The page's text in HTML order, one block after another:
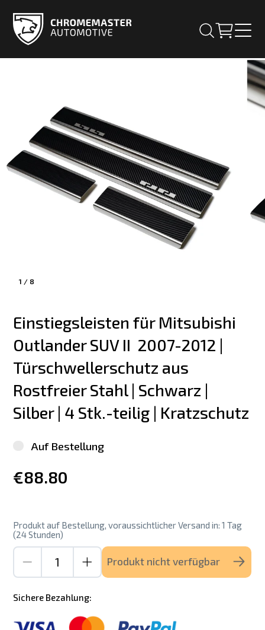
1 / 8
Einstiegsleisten für Mitsubishi
Outlander SUV II  2007-2012 |
Türschwellerschutz aus
Rostfreier Stahl | Schwarz |
Silber | 4 Stk.-teilig | Kratzschutz
Auf Bestellung
€88.80
Produkt auf Bestellung, voraussichtlicher Versand in: 1 Tag
(24 Stunden)
Produkt nicht verfügbar
Sichere Bezahlung: